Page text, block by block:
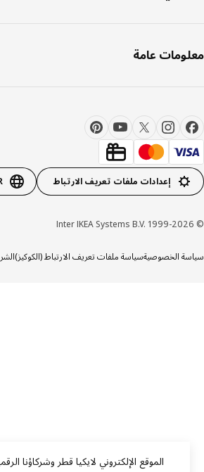
عامة
إعدادات ملفات تعريف الارتباط AR
الخصوصيةسياسة ملفات تعريف الارتباط (الكوكيز)الشروط
الموقع الإلكتروني لايكيا قطر وشركاؤنا